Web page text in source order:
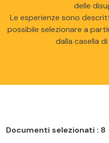
delle
Le esperienze sono
possibile selezionare a
dalla casella
Documenti selezionati : 8